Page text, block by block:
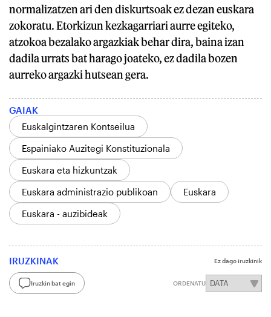
normalizatzen ari den diskurtsoak ez dezan euskara
zokoratu. Etorkizun kezkagarriari aurre egiteko,
atzokoa bezalako argazkiak behar dira, baina izan
dadila urrats bat harago joateko, ez dadila bozen
aurreko argazki hutsean gera.
GAIAK
Euskalgintzaren Kontseilua
Espainiako Auzitegi Konstituzionala
Euskara eta hizkuntzak
Euskara administrazio publikoan
Euskara
Euskara - auzibideak
IRUZKINAK Ez dago iruzkinik
Iruzkin bat egin ORDENATU